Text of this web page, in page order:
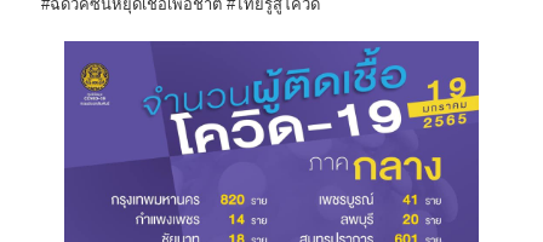
#ฉีดวัคซีนหยุดเชื้อเพื่อชาติ #ไทยรู้สู้โควิด